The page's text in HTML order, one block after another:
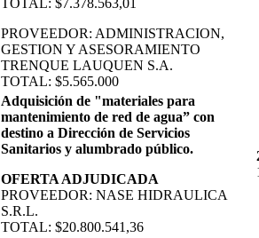
TOTAL: $7.378.563,01
PROVEEDOR: ADMINISTRACION,
GESTION Y ASESORAMIENTO
TRENQUE LAUQUEN S.A.
TOTAL: $5.565.000
Adquisición de "materiales para
mantenimiento de red de agua” con
destino a Dirección de Servicios
Sanitarios y alumbrado público.
OFERTA ADJUDICADA
PROVEEDOR: NASE HIDRAULICA
S.R.L.
TOTAL: $20.800.541,36